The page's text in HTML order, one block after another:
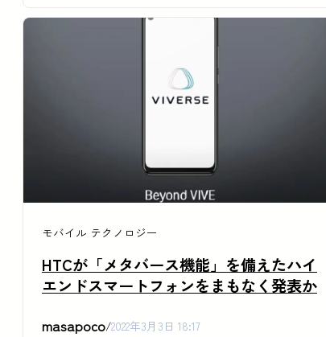
モバイル テクノロジー
HTCが「メタバース機能」を備えたハイ
エンドスマートフォンをまもなく発表か
masapoco/2022年3月3日 18:17